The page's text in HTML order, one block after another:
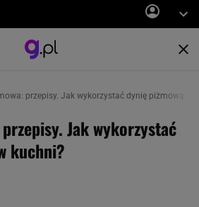
przepisy. Jak wykorzystać dynię piżmową w
Jak wykorzystać
kuchni?